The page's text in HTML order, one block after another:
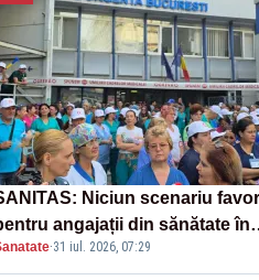
Niciun scenariu
angajații din sănătate în
Legii salarizării
·31 iul. 2026, 07:29